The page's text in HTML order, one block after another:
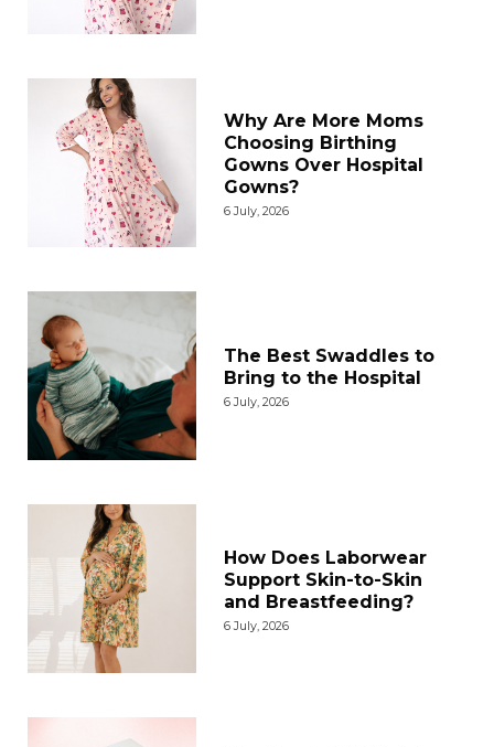
Why Are More Moms
Choosing Birthing
Gowns Over Hospital
Gowns?
6 July, 2026
The Best Swaddles to
Bring to the Hospital
6 July, 2026
How Does Laborwear
Support Skin-to-Skin
and Breastfeeding?
6 July, 2026